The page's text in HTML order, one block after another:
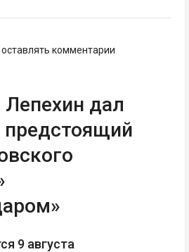
комментарии
дал
предстоящий
9 августа